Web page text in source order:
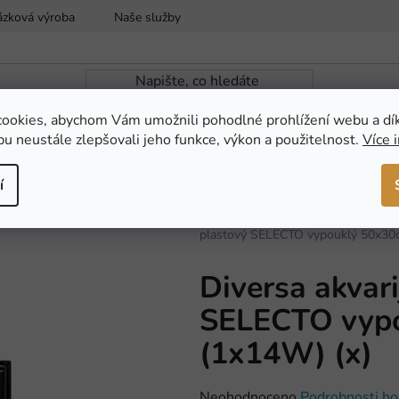
abychom Vám umožnili pohodlné prohlížení webu a
neustále zlepšovali jeho funkce, výkon a použitelnost. Více
výroba Naše služby
AKCE
plastový SELECTO vypouklý
Diversa
SELECTO
(1x14W) (x)